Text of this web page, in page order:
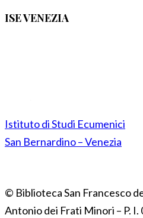
ISE VENEZIA
Istituto di Studi Ecumenici
San Bernardino – Venezia
© Biblioteca San Francesco
Antonio dei Frati Minori – P.